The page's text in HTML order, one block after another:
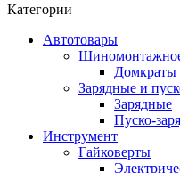
Категории
Автотовары
Домкраты
Зарядные и
Зарядные
Пуско-
Инструмент
Гайковерты